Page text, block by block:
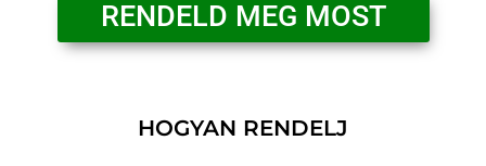
RENDELD MEG MOST
HOGYAN RENDELJ